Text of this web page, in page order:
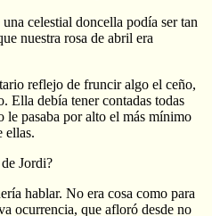
celestial doncella podía ser tan
nuestra rosa de abril era
reflejo de fruncir algo el ceño,
Ella debía tener contadas todas
le pasaba por alto el más mínimo
ellas.
Jordi?
hablar. No era cosa como para
ocurrencia, que afloró desde no